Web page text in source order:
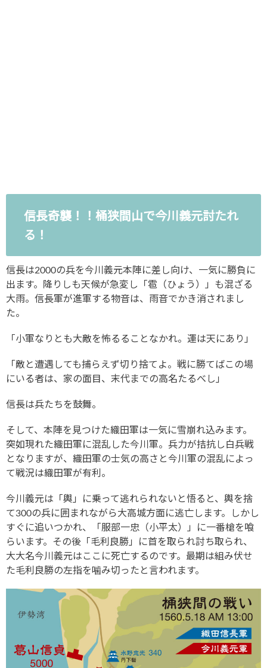
信長奇襲！！桶狭間山で今川義元討たれ
る！
信長は2000の兵を今川義元本陣に差し向け、一気に勝負に
出ます。降りしも天候が急変し「雹（ひょう）」も混ざる
大雨。信長軍が進軍する物音は、雨音でかき消されまし
た。
「小軍なりとも大敵を怖るることなかれ。運は天にあり」
「敵と遭遇しても捕らえず切り捨てよ。戦に勝てばこの場
にいる者は、家の面目、末代までの高名たるべし」
信長は兵たちを鼓舞。
そして、本陣を見つけた織田軍は一気に雪崩れ込みます。
突如現れた織田軍に混乱した今川軍。兵力が拮抗し白兵戦
となりますが、織田軍の士気の高さと今川軍の混乱によっ
て戦況は織田軍が有利。
今川義元は「輿」に乗って逃れられないと悟ると、輿を捨
て300の兵に囲まれながら大高城方面に逃亡します。しかし
すぐに追いつかれ、「服部一忠（小平太）」に一番槍を喰
らいます。その後「毛利良勝」に首を取られ討ち取られ、
大大名今川義元はここに死亡するのです。最期は組み伏せ
た毛利良勝の左指を噛み切ったと言われます。